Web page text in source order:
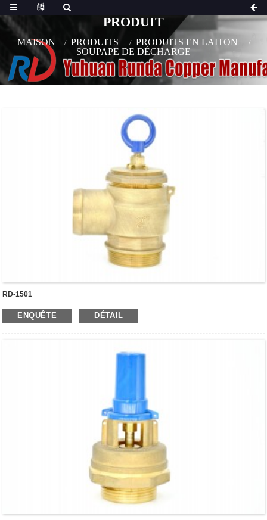
PRODUIT
MAISON PRODUITS
PRODUITS EN LAITON
SOUPAPE DE DÉCHARGE
RD-1501
ENQUÊTE DÉTAIL